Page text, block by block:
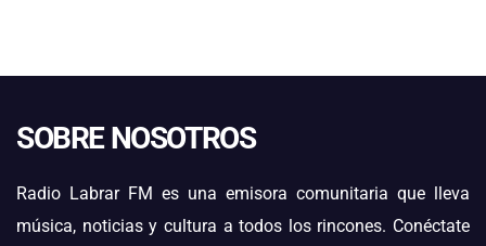
SOBRE NOSOTROS
Radio Labrar FM es una emisora comunitaria que lleva
música, noticias y cultura a todos los rincones. Conéctate